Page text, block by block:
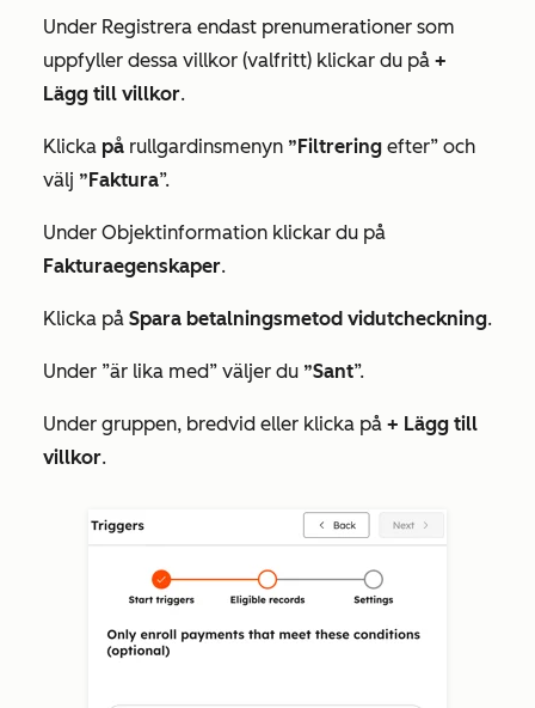
Under Registrera endast prenumerationer som
uppfyller dessa villkor (valfritt) klickar du på +
Lägg till villkor.
Klicka på rullgardinsmenyn ”Filtrering efter” och
välj ”Faktura”.
Under Objektinformation klickar du på
Fakturaegenskaper.
Klicka på Spara betalningsmetod vidutcheckning.
Under ”är lika med” väljer du ”Sant”.
Under gruppen, bredvid eller klicka på + Lägg till
villkor.